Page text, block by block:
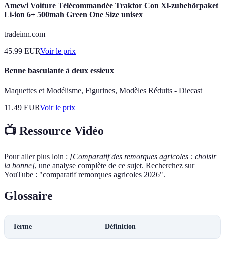
Amewi Voiture Télécommandée Traktor Con Xl-zubehörpaket
Li-ion 6+ 500mah Green One Size unisex
tradeinn.com
45.99 EURVoir le prix
Benne basculante à deux essieux
Maquettes et Modélisme, Figurines, Modèles Réduits - Diecast
11.49 EURVoir le prix
📺 Ressource Vidéo
Pour aller plus loin : [Comparatif des remorques agricoles : choisir
la bonne], une analyse complète de ce sujet. Recherchez sur
YouTube : "comparatif remorques agricoles 2026".
Glossaire
Terme Définition